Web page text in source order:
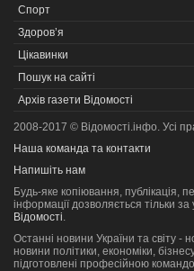
Спорт
Здоров’я
Цікавинки
Пошук на сайті
Архів газети Відомості
2008-2017 © Відомості.інфо. Усі
Наша команда та контакти
Напишіть нам
Будь-яке копiювання, публiкацiя,
iнформацiї дозволяється тільки
Відомості.
Останні новини України та світу -
новини політики, економіки,
підготовлені професійною